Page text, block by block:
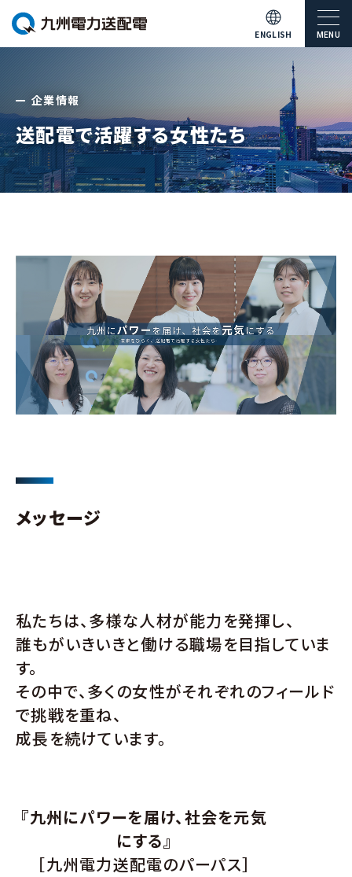
ENGLISH MENU
企業情報
送配電で活躍する女性たち
メッセージ
私たちは、多様な⼈材が能⼒を発揮し、
誰もがいきいきと働ける職場を⽬指していま
す。
その中で、多くの⼥性がそれぞれのフィールド
で挑戦を重ね、
成⻑を続けています。
『九州にパワーを届け、社会を元気
にする』
［九州電力送配電のパーパス］